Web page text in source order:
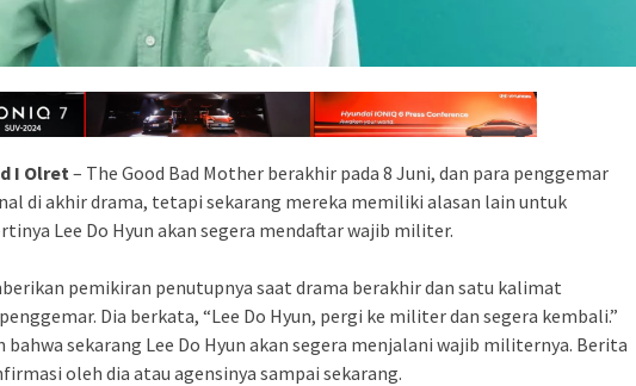
I Olret – The Good Bad Mother berakhir pada 8 Juni, dan para penggemar
di akhir drama, tetapi sekarang mereka memiliki alasan lain untuk
Lee Do Hyun akan segera mendaftar wajib militer.
pemikiran penutupnya saat drama berakhir dan satu kalimat
Dia berkata, “Lee Do Hyun, pergi ke militer dan segera kembali.”
bahwa sekarang Lee Do Hyun akan segera menjalani wajib militernya. Berita
oleh dia atau agensinya sampai sekarang.